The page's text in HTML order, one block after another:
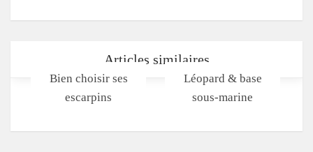
Articles similaires
Bien choisir ses
escarpins
Léopard & base
sous-marine